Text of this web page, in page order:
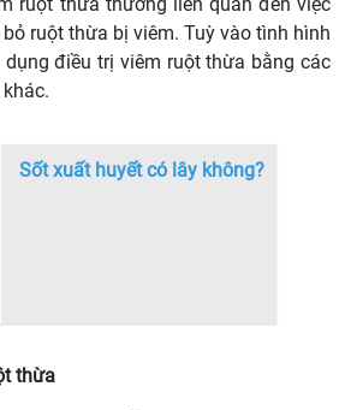
ruột thừa bị viêm. Tuỳ vào tình hình
điều trị viêm ruột thừa bằng các
Sốt xuất huyết có lây không?
thừa